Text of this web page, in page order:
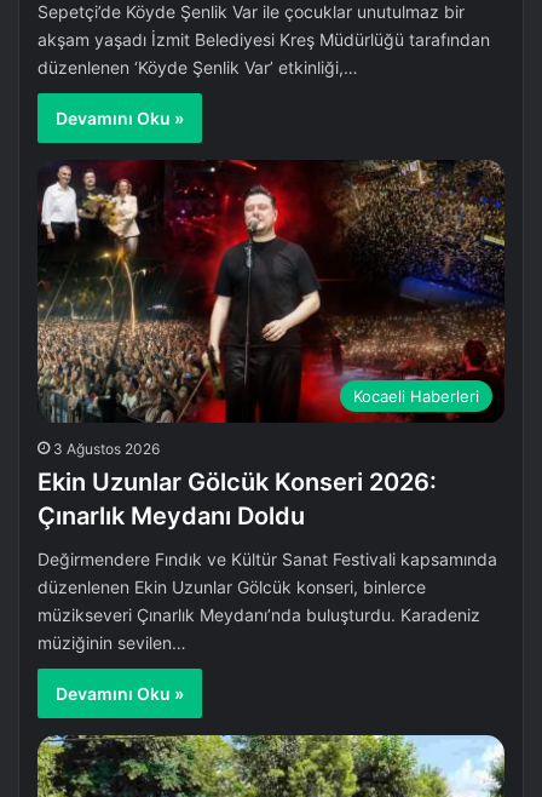
Sepetçi’de Köyde Şenlik Var ile çocuklar unutulmaz bir
akşam yaşadı İzmit Belediyesi Kreş Müdürlüğü tarafından
düzenlenen ‘Köyde Şenlik Var’ etkinliği,…
Devamını Oku »
Kocaeli Haberleri
3 Ağustos 2026
Ekin Uzunlar Gölcük Konseri 2026:
Çınarlık Meydanı Doldu
Değirmendere Fındık ve Kültür Sanat Festivali kapsamında
düzenlenen Ekin Uzunlar Gölcük konseri, binlerce
müzikseveri Çınarlık Meydanı’nda buluşturdu. Karadeniz
müziğinin sevilen…
Devamını Oku »